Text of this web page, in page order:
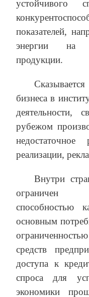
устойчивого
показателей,
энергии на
продукции.
бизнеса в
деятельности,
рубежом
недостаточное
реализации,
Внутри
ограничен
способностью
основным
средств
доступа к
спроса для
экономики